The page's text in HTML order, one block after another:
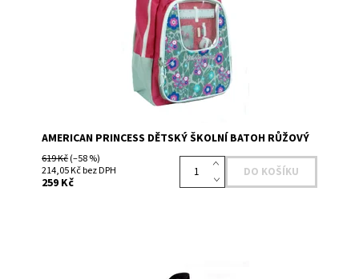
AMERICAN PRINCESS
AMERICAN PRINCESS DĚTSKÝ ŠKOLNÍ BATOH RŮŽOVÝ
619 Kč(–58 %)
214,05 Kč bez DPH
259 Kč